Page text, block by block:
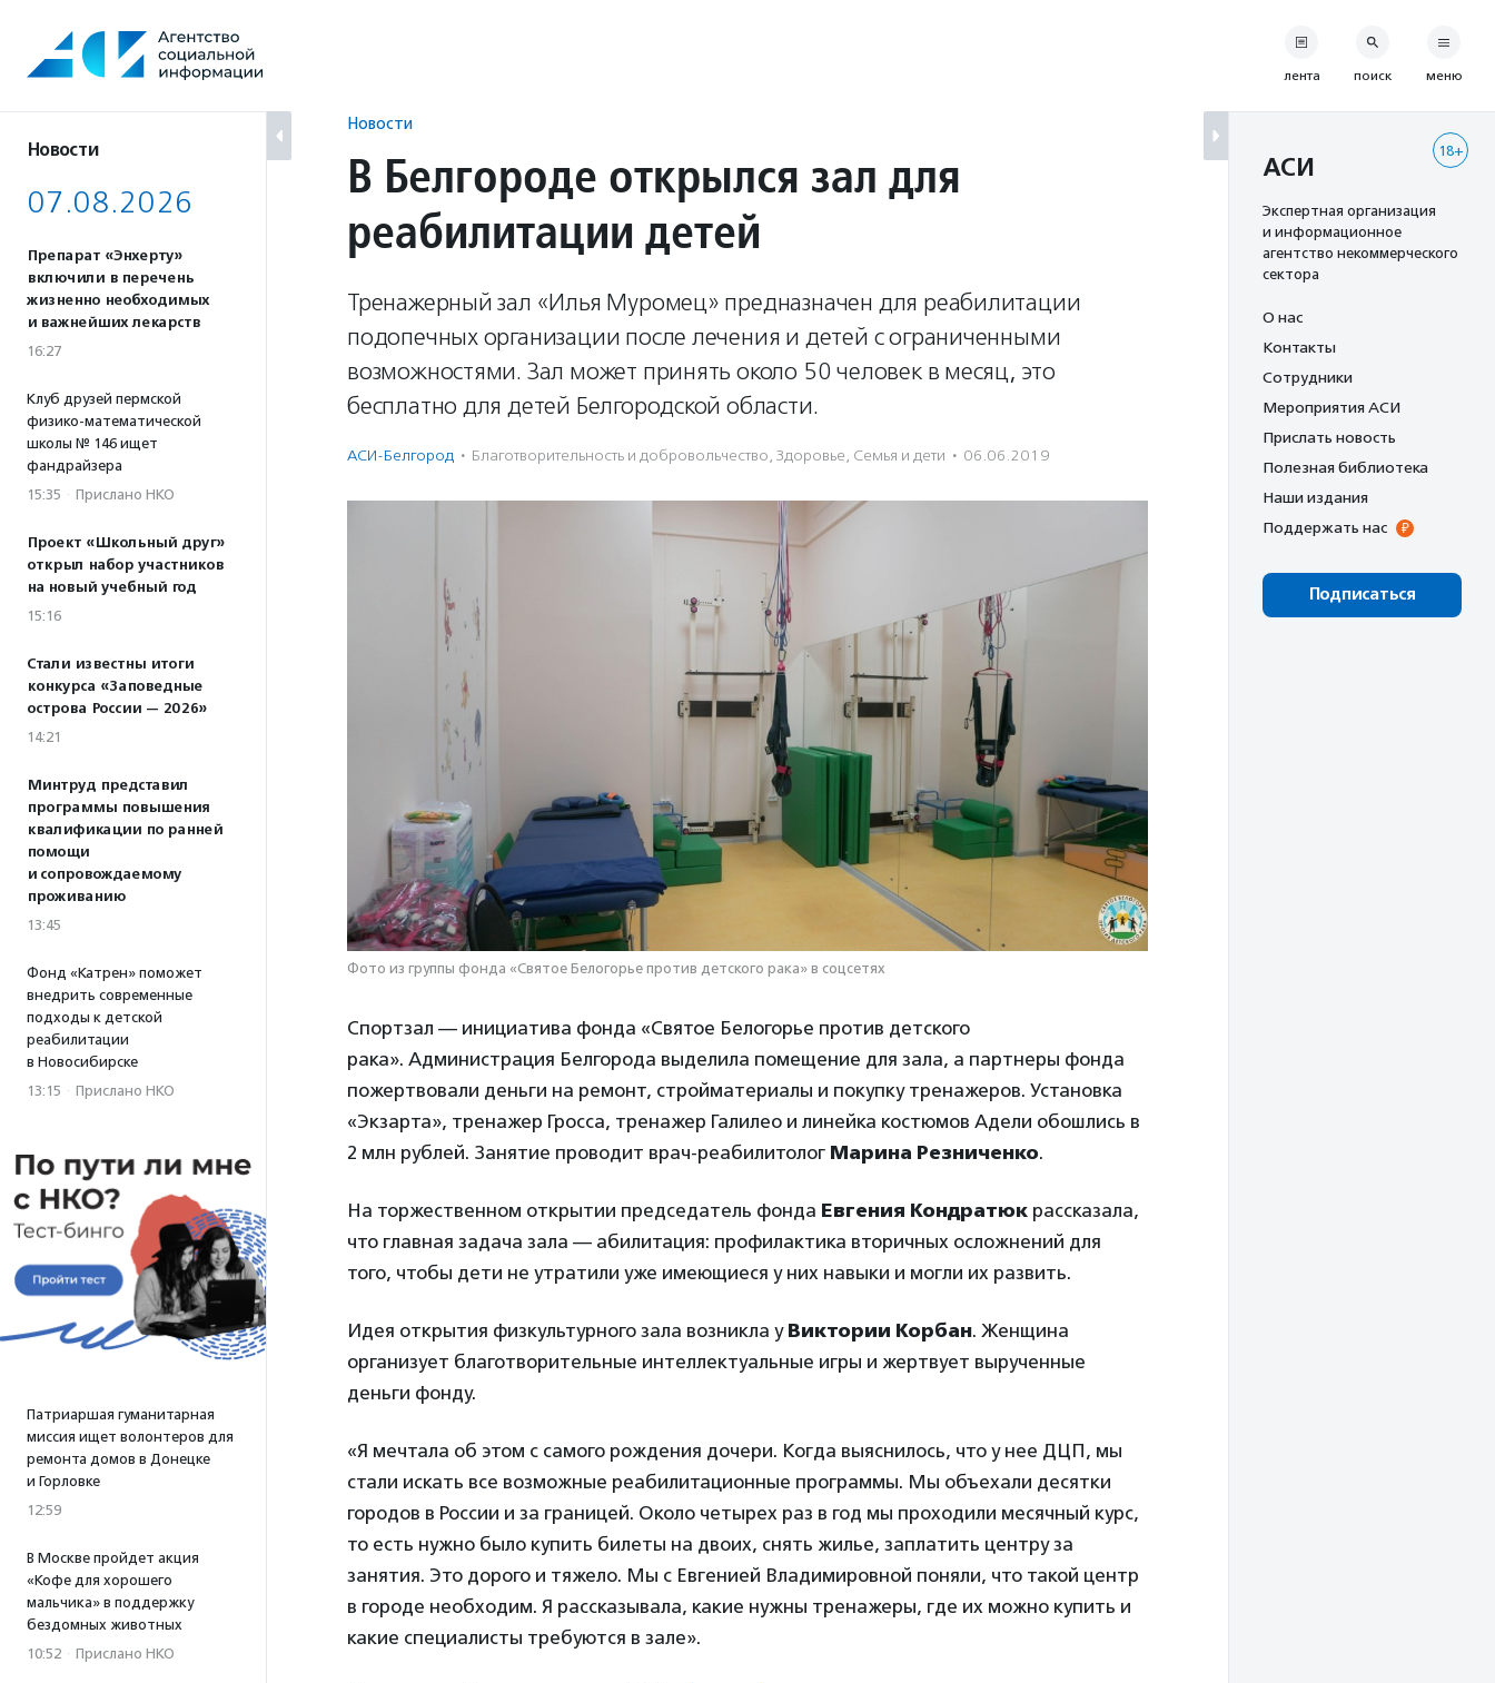
содержанию
Новости
07.08.2026
Препарат «Энхерту»
включили в перечень
жизненно необходимых
и важнейших лекарств
16:27
Клуб друзей пермской
физико-математической
школы № 146 ищет
фандрайзера
15:35 · Прислано НКО
Проект «Школьный друг»
открыл набор участников
на новый учебный год
15:16
Стали известны итоги
конкурса «Заповедные
острова России — 2026»
14:21
Минтруд представил
программы повышения
квалификации по ранней
помощи
и сопровождаемому
проживанию
13:45
Фонд «Катрен» поможет
внедрить современные
подходы к детской
реабилитации
в Новосибирске
13:15 · Прислано НКО
Патриаршая гуманитарная
миссия ищет волонтеров для
ремонта домов в Донецке
и Горловке
12:59
В Москве пройдет акция
«Кофе для хорошего
мальчика» в поддержку
бездомных животных
10:52 · Прислано НКО
Новости
В Белгороде открылся зал для
реабилитации детей
Тренажерный зал «Илья Муромец» предназначен для реабилитации
подопечных организации после лечения и детей с ограниченными
возможностями. Зал может принять около 50 человек в месяц, это
бесплатно для детей Белгородской области.
АСИ-Белгород · Благотвори­тель­ность и доброволь­чест­во, Здоровье, Семья и дети · 06.06.2019
Фото из группы фонда «Святое Белогорье против детского рака» в соцсетях
Спортзал — инициатива фонда «Святое Белогорье против детского
рака». Администрация Белгорода выделила помещение для зала, а партнеры фонда
пожертвовали деньги на ремонт, стройматериалы и покупку тренажеров. Установка
«Экзарта», тренажер Гросса, тренажер Галилео и линейка костюмов Адели обошлись в
2 млн рублей. Занятие проводит врач-реабилитолог Марина Резниченко.
На торжественном открытии председатель фонда Евгения Кондратюк рассказала,
что главная задача зала — абилитация: профилактика вторичных осложнений для
того, чтобы дети не утратили уже имеющиеся у них навыки и могли их развить.
Идея открытия физкультурного зала возникла у Виктории Корбан. Женщина
организует благотворительные интеллектуальные игры и жертвует вырученные
деньги фонду.
«Я мечтала об этом с самого рождения дочери. Когда выяснилось, что у нее ДЦП, мы
стали искать все возможные реабилитационные программы. Мы объехали десятки
городов в России и за границей. Около четырех раз в год мы проходили месячный курс,
то есть нужно было купить билеты на двоих, снять жилье, заплатить центру за
занятия. Это дорого и тяжело. Мы с Евгенией Владимировной поняли, что такой центр
в городе необходим. Я рассказывала, какие нужны тренажеры, где их можно купить и
какие специалисты требуются в зале».
лента поиск меню
18+
АСИ
Экспертная организация
и информационное
агентство некоммерческого
сектора
О нас
Контакты
Сотрудники
Мероприятия АСИ
Прислать новость
Полезная библиотека
Наши издания
Поддержать нас
Подписаться